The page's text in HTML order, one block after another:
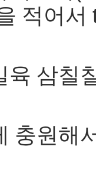
적어서
육 삼칠
충원해